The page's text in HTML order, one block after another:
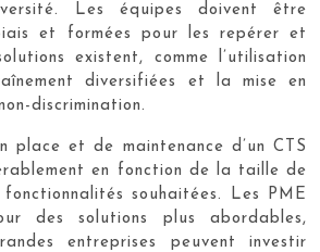
Les équipes doivent être
et formées pour les repérer et
existent, comme l’utilisation
diversifiées et la mise en
discrimination.
place et de maintenance d’un CTS
en fonction de la taille de
souhaitées. Les PME
des solutions plus abordables,
entreprises peuvent investir